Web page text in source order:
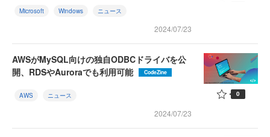
Microsoft Windows ニュース
2024/07/23
AWSがMySQL向けの独自ODBCドライバを公
開、RDSやAuroraでも利用可能
CodeZine
AWS ニュース
2024/07/23
0